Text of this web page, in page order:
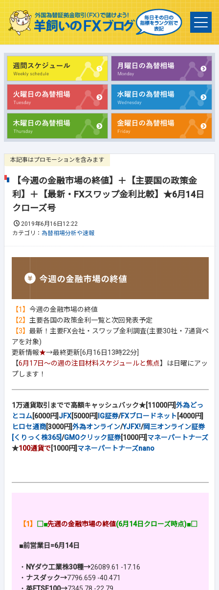
本記事はプロモーションを含みます
【今週の金融市場の終値】＋【主要国の政策金
利】＋【最新・FXスワップ金利比較】★6月14日
クローズ号
2019年6月16日12:22
カテゴリ： 為替相場分析や速報
【1】 今週の金融市場の終値
【2】 主要各国の政策金利一覧と次回発表予定
【3】 最新！主要FX会社・スワップ金利調査(主要30社・7通貨ペ
アを対象)
更新情報★→最終更新[6月16日13時22分]
【6月17日～の週の注目材料スケジュールと焦点】は日曜にアッ
プします！
1万通貨取引までで高額キャッシュバック★[11000円]外為どっ
とコム[6000円] JFX[5000円] IG証券/FXブロードネット [4000円]
ヒロセ通商[3000円]外為オンライン/YJFX!/岡三オンライン証券
[くりっく株365]/GMOクリック証券[1000円] マネーパートナーズ
★100通貨で[1000円] マネーパートナーズnano
【1】 □■先週の金融市場の終値(6月14日クローズ時点)■□
■前営業日=6月14日
・ NYダウ工業株30種→26089.61 -17.16
・ ナスダック→7796.659 -40.471